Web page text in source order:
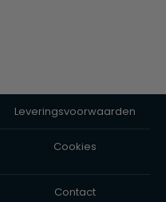
Leveringsvoorwaarden
Cookies
Contact